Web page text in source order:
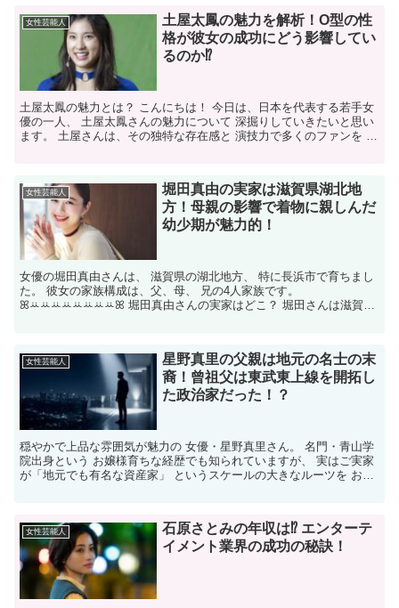
女性芸能人
土屋太鳳の魅力を解析！O型の性
格が彼女の成功にどう影響してい
るのか⁉
土屋太鳳の魅力とは？ こんにちは！ 今日は、日本を代表する若手女
優の一人、 土屋太鳳さんの魅力について 深掘りしていきたいと思い
ます。 土屋さんは、その独特な存在感と 演技力で多くのファンを 魅
女性芸能人
堀田真由の実家は滋賀県湖北地
方！母親の影響で着物に親しんだ
幼少期が魅力的！
女優の堀田真由さんは、 滋賀県の湖北地方、 特に長浜市で育ちまし
た。 彼女の家族構成は、父、母、 兄の4人家族です。
ꕤꕁꕁꕁꕁꕁꕁꕁꕁꕤ 堀田真由さんの実家はどこ？ 堀田さんは滋賀県
女性芸能人
星野真里の父親は地元の名士の末
裔！曾祖父は東武東上線を開拓し
た政治家だった！？
穏やかで上品な雰囲気が魅力の 女優・星野真里さん。 名門・青山学
院出身という お嬢様育ちな経歴でも知られていますが、 実はご実家
が「地元でも有名な資産家」 というスケールの大きなルーツを お持
女性芸能人
石原さとみの年収は⁉ エンターテ
イメント業界の成功の秘訣！